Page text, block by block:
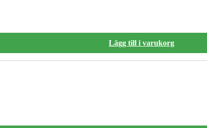
Lägg till i varukorg